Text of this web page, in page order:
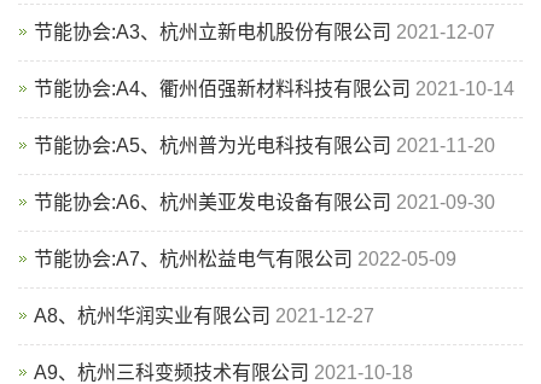
节能协会:A3、杭州立新电机股份有限公司 2021-12-07
节能协会:A4、衢州佰强新材料科技有限公司 2021-10-14
节能协会:A5、杭州普为光电科技有限公司 2021-11-20
节能协会:A6、杭州美亚发电设备有限公司 2021-09-30
节能协会:A7、杭州松益电气有限公司 2022-05-09
A8、杭州华润实业有限公司 2021-12-27
A9、杭州三科变频技术有限公司 2021-10-18